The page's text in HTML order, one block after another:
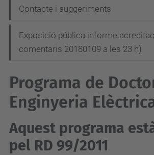
Contacte i suggeriments
Exposició pública informe
comentaris 20180109 a les 23 h)
Programa de
Enginyeria
Aquest programa
pel RD 99/2011